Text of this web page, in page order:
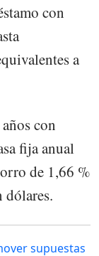
con
a
con
fija anual
de 1,66 %
dólares.
supuestas